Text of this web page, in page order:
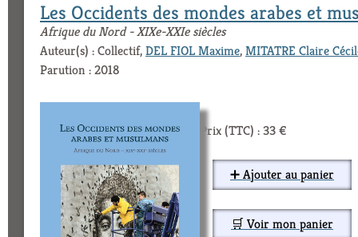
Les Occidents des mondes arabes et
Afrique du Nord - XIXe-XXIe siècles
Auteur(s) : Collectif,DEL FIOL Maxime,MITATRE Claire
Parution : 2018
Prix (TTC) : 33 €
➕ Ajouter au panier
🛒 Voir mon panier